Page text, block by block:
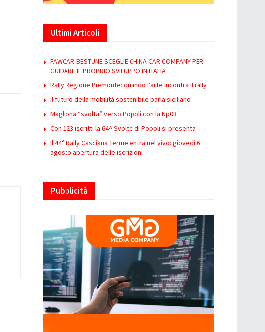
Ultimi Articoli
FAWCAR-BESTUNE SCEGLIE CHINA CAR COMPANY PER
GUIDARE IL PROPRIO SVILUPPO IN ITALIA
Rally Regione Piemonte: quando l’arte incontra il rally
Il futuro della mobilità sostenibile parla siciliano
Magliona “svolta” verso Popoli con la Np03
Con 123 iscritti la 64^ Svolte di Popoli si presenta
Il 44° Rally Casciana Terme entra nel vivo: giovedì 6
agosto apertura delle iscrizioni
Pubblicità